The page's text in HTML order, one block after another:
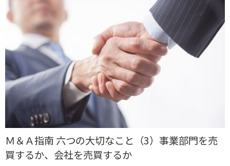
Ｍ＆Ａ指南 六つの大切なこと（3）事業部門を売
買するか、会社を売買するか